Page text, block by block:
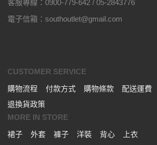
客服專線：0900-779-642 / 05-2843776
電子信箱：southoutlet@gmail.com
CUSTOMER SERVICE
購物流程
付款方式 購物條款 配送運費
退換貨政策
MORE IN STORE
裙子
外套 褲子 洋裝 背心
上衣